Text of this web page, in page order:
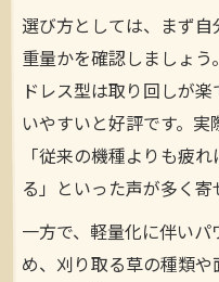
草刈り作業中
恵
軽量草刈り機
く
女性目線で見
超軽量モデル
由
軽量草刈り機で庭
選び方としては、まず
重量かを確認しましょ
ドレス型は取り回しが
いやすいと好評です。
「従来の機種よりも疲
る」といった声が多く寄
一方で、軽量化に伴い
め、刈り取る草の種類